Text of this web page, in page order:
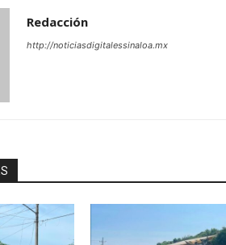
Redacción
http://noticiasdigitalessinaloa.mx